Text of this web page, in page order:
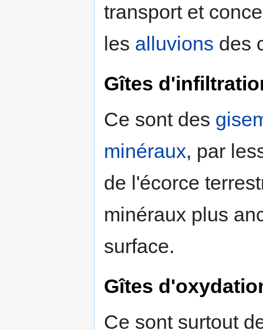
transport et
les alluvions des
Gîtes
Ce sont des
minéraux, par
de l'écorce
minéraux plus
surface.
Gîtes
Ce sont surtout